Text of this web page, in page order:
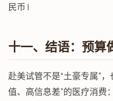
民币 |
十一、结语：预算
赴美试管不是“土豪专属”
值、高信息差”的医疗消费